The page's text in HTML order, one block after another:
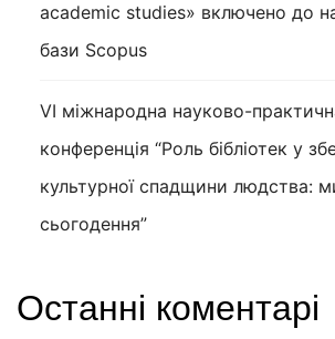
academic studies» включено до
бази Scopus
VI міжнародна науково-
конференція “Роль бібліотек у
культурної спадщини людства:
сьогодення”
Останні коментарі